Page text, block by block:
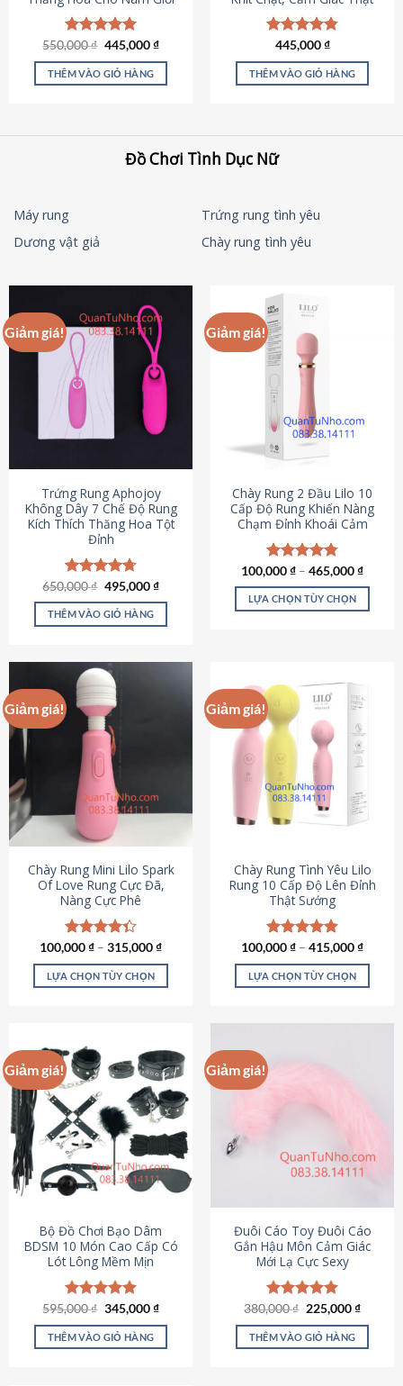
Được xếp
hạng5.00
5 sao
550,000₫ Giá
là:
550,000 ₫.
445,000₫Giá
tại
THÊM VÀO GIỎ HÀNG
Được xếp
hạng4.84
5 sao
445,000₫
THÊM VÀO GIỎ HÀNG
Đồ Chơi Tình Dục Nữ
Máy rung
Trứng rung tình yêu
Dương vật giả
Chày rung tình yêu
Giảm giá!
Trứng Rung Aphojoy
Không Dây 7 Chế Độ Rung
Kích Thích Thăng Hoa Tột
Đỉnh
Được xếp
hạng4.72
5 sao
650,000₫ Giá
là:
650,000 ₫.
495,000₫Giá
tại
495,000 ₫.
THÊM VÀO GIỎ HÀNG
Giảm giá!
Chày Rung 2 Đầu Lilo 10
Cấp Độ Rung Khiến Nàng
Chạm Đỉnh Khoái Cảm
Được xếp
hạng4.80
5 sao
100,000₫ – 465,000₫
LỰA CHỌN TÙY CHỌN
nhiều
biến
thể.
Các
chọn
thể
chọn
trên
trang
sản
phẩm
Giảm giá!
Chày Rung Mini Lilo Spark
Of Love Rung Cực Đã,
Nàng Cực Phê
Được xếp
hạng4.33
5 sao
100,000₫ – 315,000₫
LỰA CHỌN TÙY CHỌN
có
nhiều
biến
thể.
Các
tùy
chọn
có
chọn
trên
trang
sản
phẩm
Giảm giá!
Chày Rung Tình Yêu Lilo
Rung 10 Cấp Độ Lên Đỉnh
Thật Sướng
Được xếp
hạng4.94
5 sao
100,000₫ – 415,000₫
LỰA CHỌN TÙY CHỌN
biến
thể.
chọn
chọn
trên
trang
sản
phẩm
Giảm giá!
Bộ Đồ Chơi Bạo Dâm
BDSM 10 Món Cao Cấp Có
Lót Lông Mềm Mịn
Được xếp
hạng4.88
5 sao
595,000₫ Giá
là:
595,000 ₫.
345,000₫Giá
tại
THÊM VÀO GIỎ HÀNG
Giảm giá!
Đuôi Cáo Toy Đuôi Cáo
Gắn Hậu Môn Cảm Giác
Mới Lạ Cực Sexy
Được xếp
hạng4.88
5 sao
380,000₫ Giá
là:
380,000 ₫.
225,000₫Giá
tại
THÊM VÀO GIỎ HÀNG